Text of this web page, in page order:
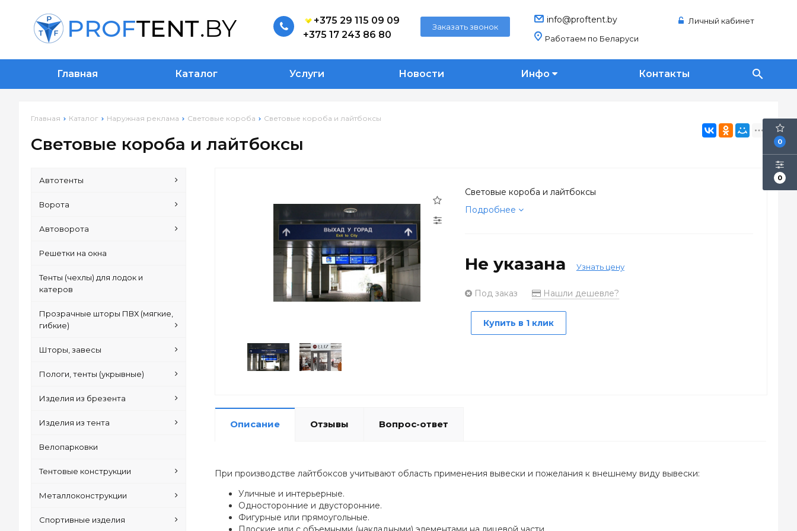
Личный кабинет
+375 29 115 09 09
+375 17 243 86 80
Заказать звонок
info@proftent.by
Работаем по Беларуси
Главная Каталог Услуги Новости Инфо Контакты search
Главная Каталог Наружная реклама Световые короба Световые короба и лайтбоксы
Световые короба и лайтбоксы 0
0
Автотенты
Ворота
Автоворота
Решетки на окна
Тенты (чехлы) для лодок и
катеров
Прозрачные шторы ПВХ (мягкие,
гибкие)
Шторы, завесы
Пологи, тенты (укрывные)
Изделия из брезента
Изделия из тента
Велопарковки
Тентовые конструкции
Металлоконструкции
Спортивные изделия
Световые короба и лайтбоксы
Подробнее
Не указана Узнать цену
Под заказ Нашли дешевле?
Купить в 1 клик
Описание Отзывы Вопрос-ответ
При производстве лайтбоксов учитывают область применения вывески и пожелания к внешнему виду вывески:
Уличные и интерьерные.
Односторонние и двусторонние.
Фигурные или прямоугольные.